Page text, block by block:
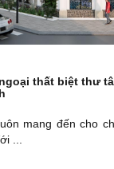
thất biệt thư
mang đến cho
...